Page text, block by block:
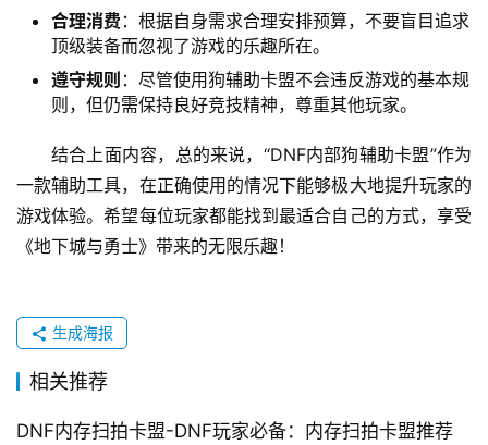
合理消费 ：根据自身需求合理安排预算，不要盲目追求
顶级装备而忽视了游戏的乐趣所在。
遵守规则 ：尽管使用狗辅助卡盟不会违反游戏的基本规
则，但仍需保持良好竞技精神，尊重其他玩家。
结合上面内容，总的来说，“DNF内部狗辅助卡盟”作为
一款辅助工具，在正确使用的情况下能够极大地提升玩家的
游戏体验。希望每位玩家都能找到最适合自己的方式，享受
《地下城与勇士》带来的无限乐趣！
生成海报
相关推荐
DNF内存扫拍卡盟-DNF玩家必备：内存扫拍卡盟推荐